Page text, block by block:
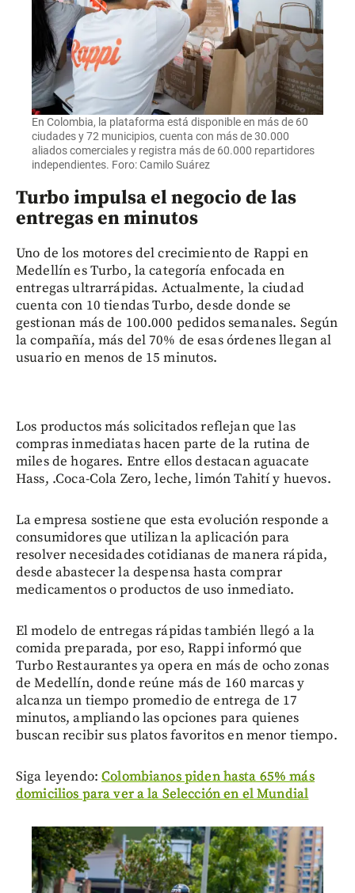
En Colombia, la plataforma está disponible en más de 60
ciudades y 72 municipios, cuenta con más de 30.000
aliados comerciales y registra más de 60.000 repartidores
independientes. Foro: Camilo Suárez
Turbo impulsa el negocio de las
entregas en minutos
Uno de los motores del crecimiento de Rappi en
Medellín es Turbo, la categoría enfocada en
entregas ultrarrápidas. Actualmente, la ciudad
cuenta con 10 tiendas Turbo, desde donde se
gestionan más de 100.000 pedidos semanales. Según
la compañía, más del 70% de esas órdenes llegan al
usuario en menos de 15 minutos.
Los productos más solicitados reflejan que las
compras inmediatas hacen parte de la rutina de
miles de hogares. Entre ellos destacan aguacate
Hass, .Coca-Cola Zero, leche, limón Tahití y huevos.
La empresa sostiene que esta evolución responde a
consumidores que utilizan la aplicación para
resolver necesidades cotidianas de manera rápida,
desde abastecer la despensa hasta comprar
medicamentos o productos de uso inmediato.
El modelo de entregas rápidas también llegó a la
comida preparada, por eso, Rappi informó que
Turbo Restaurantes ya opera en más de ocho zonas
de Medellín, donde reúne más de 160 marcas y
alcanza un tiempo promedio de entrega de 17
minutos, ampliando las opciones para quienes
buscan recibir sus platos favoritos en menor tiempo.
Siga leyendo:Colombianos piden hasta 65% más
domicilios para ver a la Selección en el Mundial